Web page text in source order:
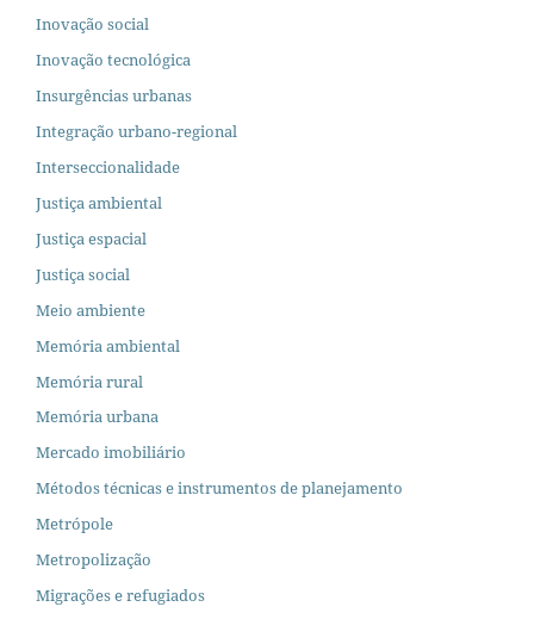
Inovação social
Inovação tecnológica
Insurgências urbanas
Integração urbano-regional
Interseccionalidade
Justiça ambiental
Justiça espacial
Justiça social
Meio ambiente
Memória ambiental
Memória rural
Memória urbana
Mercado imobiliário
Métodos técnicas e instrumentos de planejamento
Metrópole
Metropolização
Migrações e refugiados